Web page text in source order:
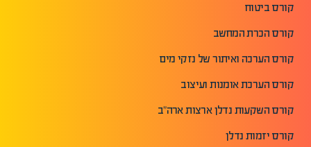
קורס ביטוח
קורס הכרת המחשב
קורס הערכה ואיתור של נזקי מים
קורס הערכת אומנות ועיצוב
קורס השקעות נדלן ארצות ארה"ב
קורס יזמות נדלן